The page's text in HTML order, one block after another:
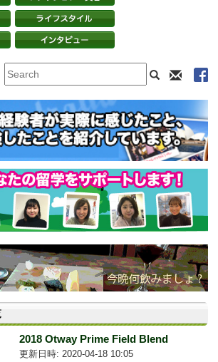
2018 Otway Prime Field Blend
更新日時: 2020-04-18 10:05